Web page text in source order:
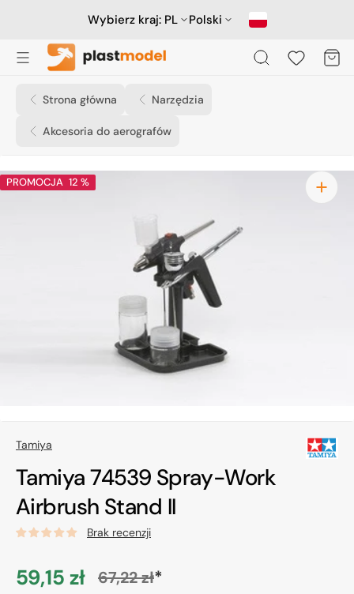
Wybierz kraj: PL Polski
Koszyk
Strona główna Narzędzia
Akcesoria do aerografów
PROMOCJA 12 %
Otwórz
w
widoku
galerii
Tamiya
Tamiya 74539 Spray-Work
Airbrush Stand II
Brak recenzji
Cena
59,15 zł
Cena
67,22 zł*